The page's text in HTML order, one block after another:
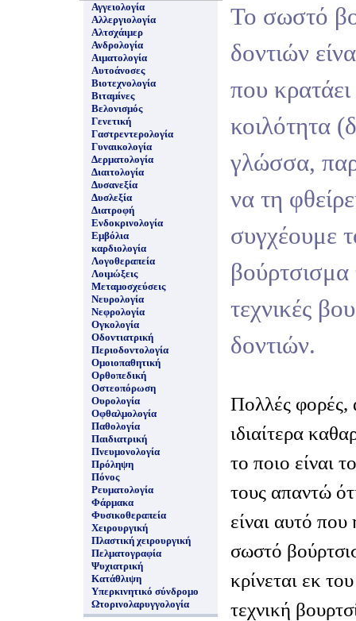
Αγγειολογία
Αλλεργιολογία
Αλτσχάιμερ
Ανδρολογία
Αιματολογία
Αυτοάνοσες
Βιοτεχνολογία
Βιταμίνες
Βελονισμός
Γενετική
Γαστρεντερολογία
Γυναικολογία
Δερματολογία
Διαιτολογία
Δυσανεξία
Δυσλεξία
Διατροφή
Ενδοκρινολογία
Εμβόλια
καρδιολογία
Λογοθεραπεία
Λοιμώξεις
Μεταμοσχεύσεις
Νευρολογία
Νεφρολογία
Ογκολογία
Οδοντιατρική
Περιοδοντολογία
Ομοιοπαθητική
Ορθοπεδική
Οστεοπόρωση
Ουρολογία
Οφθαλμολογία
Παθολογία
Παιδιατρική
Πνευμονολογία
Πρόληψη
Πόνος
Ρευματολογία
Φάρμακα
Φυσικοθεραπεία
Χειρουργική
Πλαστική χειρουργική
Πελματογραφία
Ψυχιατρική
Κατάθλιψη
Υπερκινητικό σύνδρομο
Ωτορινολαρυγγολογία
Το σωστό
δοντιών
που
κοιλότητα
γλώσσα,
να τη
συγχέουμε
βούρτσισμα
τεχνικές
δοντιών.
Πολλές φορές,
ιδιαίτερα
το ποιο είναι
τους απαντώ
είναι αυτό
σωστό
κρίνεται εκ
τεχνική